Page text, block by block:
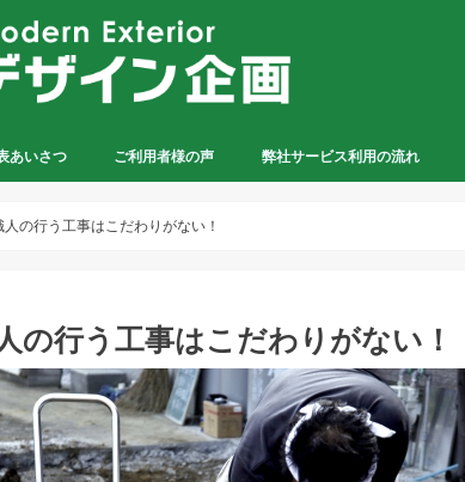
あいさつ ご利用者様の声 弊社サービス利用の流れ
の行う工事はこだわりがない！
の行う工事はこだわりがない！